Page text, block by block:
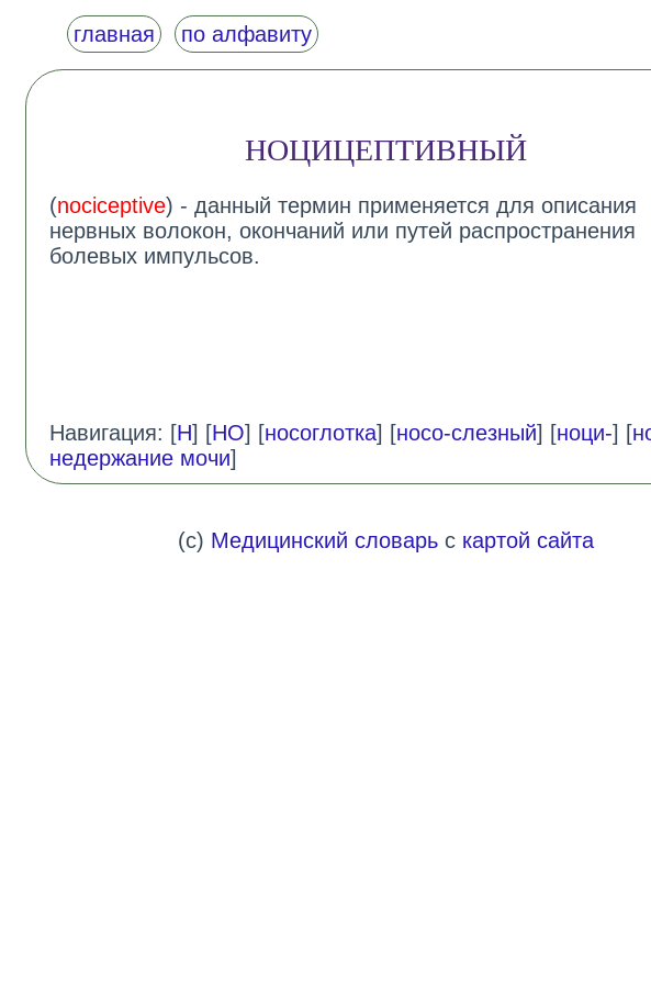
главная по алфавиту
НОЦИЦЕПТИВНЫЙ
(nociceptive) - данный термин применяется для описания
нервных волокон, окончаний или путей распространения
болевых импульсов.
Навигация: [Н] [НО] [носоглотка] [носо-слезный] [ноци-] [
недержание мочи]
(c) Медицинский словарьс картой сайта